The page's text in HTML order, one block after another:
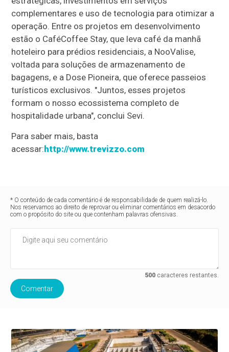
complementares e uso de tecnologia para otimizar a
operação. Entre os projetos em desenvolvimento
estão o CaféCoffee Stay, que leva café da manhã
hoteleiro para prédios residenciais, a NooValise,
voltada para soluções de armazenamento de
bagagens, e a Dose Pioneira, que oferece passeios
turísticos exclusivos. "Juntos, esses projetos
formam o nosso ecossistema completo de
hospitalidade urbana", conclui Sevi.
Para saber mais, basta
acessar:http://www.trevizzo.com
* O conteúdo de cada comentário é de responsabilidade de quem realizá-lo.
Nos reservamos ao direito de reprovar ou eliminar comentários em desacordo
com o propósito do site ou que contenham palavras ofensivas.
500caracteres restantes.
Comentar